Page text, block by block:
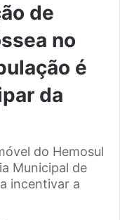
de
no
é
da
do Hemosul
Municipal de
incentivar a